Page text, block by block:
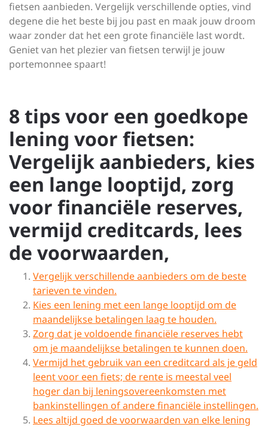
fietsen aanbieden. Vergelijk verschillende opties, vind
degene die het beste bij jou past en maak jouw droom
waar zonder dat het een grote financiële last wordt.
Geniet van het plezier van fietsen terwijl je jouw
portemonnee spaart!
8 tips voor een goedkope
lening voor fietsen:
Vergelijk aanbieders, kies
een lange looptijd, zorg
voor financiële reserves,
vermijd creditcards, lees
de voorwaarden,
Vergelijk verschillende aanbieders om de beste
tarieven te vinden.
Kies een lening met een lange looptijd om de
maandelijkse betalingen laag te houden.
Zorg dat je voldoende financiële reserves hebt
om je maandelijkse betalingen te kunnen doen.
Vermijd het gebruik van een creditcard als je geld
leent voor een fiets; de rente is meestal veel
hoger dan bij leningsovereenkomsten met
bankinstellingen of andere financiële instellingen.
Lees altijd goed de voorwaarden van elke lening